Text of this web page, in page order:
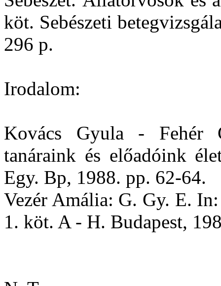
köt. Sebészeti
296 p.
Irodalom:
Kovács Gyula - Fehér
tanáraink és előadóink
Egy. Bp, 1988. pp. 62-64.
Vezér Amália: G. Gy. E.
1. köt. A - H. Budapest,